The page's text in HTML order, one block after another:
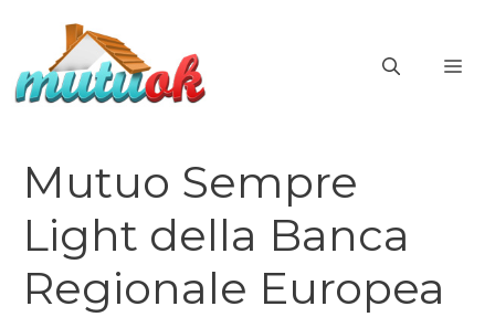
contenuto
Mutuo Sempre
Light della Banca
Regionale Europea